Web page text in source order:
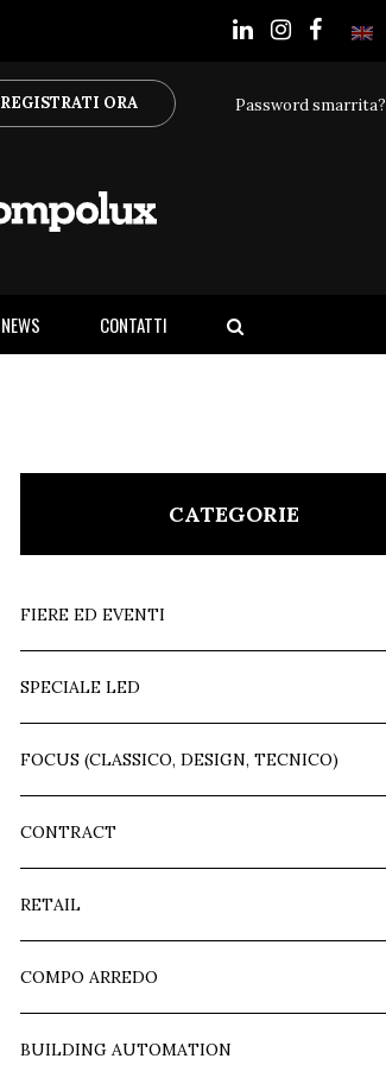
REGISTRATI ORA Password smarrita?
NEWS CONTATTI
CATEGORIE
FIERE ED EVENTI
SPECIALE LED
FOCUS (CLASSICO, DESIGN, TECNICO)
CONTRACT
RETAIL
COMPO ARREDO
BUILDING AUTOMATION